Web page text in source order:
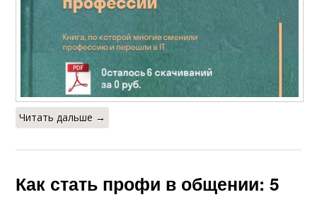
Читать дальше →
Как стать профи в общении: 5